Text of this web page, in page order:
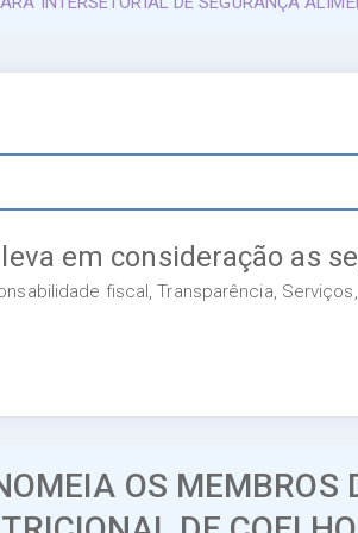
em consideração as
fiscal, Transparência,
OS MEMBROS